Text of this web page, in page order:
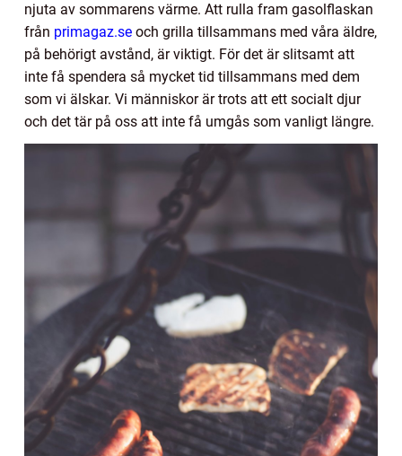
njuta av sommarens värme. Att rulla fram gasolflaskan
från primagaz.se och grilla tillsammans med våra äldre,
på behörigt avstånd, är viktigt. För det är slitsamt att
inte få spendera så mycket tid tillsammans med dem
som vi älskar. Vi människor är trots att ett socialt djur
och det tär på oss att inte få umgås som vanligt längre.